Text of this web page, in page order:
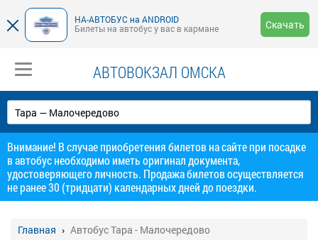
НА-АВТОБУС на ANDROID
Билеты на автобус у вас в кармане
Скачать
АВТОВОКЗАЛ ОМСКА
Внимание! В случае приобретения билетов на сайте при посадке
в автобус необходимо иметь оригинал документа,
удостоверяющего личность. Продажа билетов осуществляется
не ранее 30 (тридцати) календарных дней до поездки.
Главная Автобус Тара - Малочередово